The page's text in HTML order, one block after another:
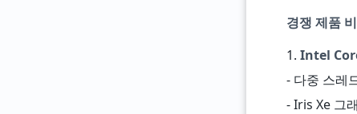
경쟁 제품
1. Intel
- 다중 스레
- Iris Xe 그